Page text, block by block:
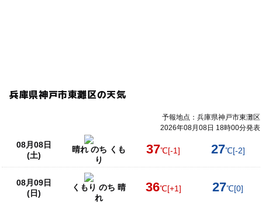
兵庫県神戸市東灘区の天気
予報地点：兵庫県神戸市東灘区
2026年08月08日 18時00分発表
08月08日
(土)
晴れ のち くも
り
37℃[-1] 27℃[-2]
08月09日
(日)
くもり のち 晴
れ
36℃[+1] 27℃[0]